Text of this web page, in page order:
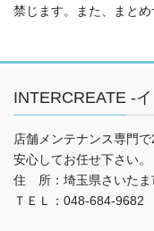
禁じます。また、まとめ
INTERCREATE -
店舗メンテナンス専門で
安心してお任せ下さい。
住 所：埼玉県さいたま
ＴＥＬ：048-684-9682